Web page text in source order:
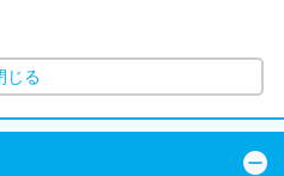
じる